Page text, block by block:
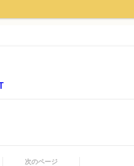
次のページ